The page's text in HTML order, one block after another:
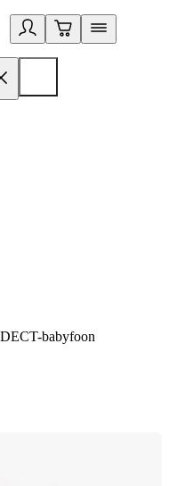
babyfoon